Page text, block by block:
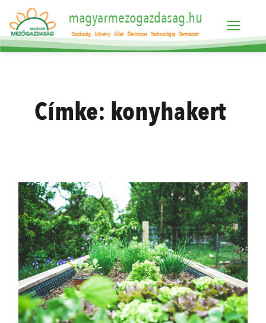
magyarmezogazdasag.hu
Gazdaság Növény Állat Élelmiszer Technológia Természet
Címke: konyhakert